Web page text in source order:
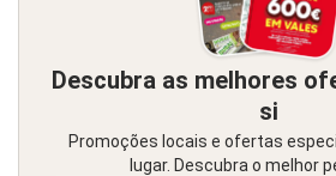
Descubra as melhores
si
Promoções locais e ofertas
lugar. Descubra o melhor